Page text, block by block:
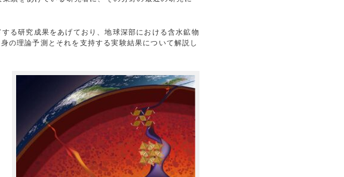
る研究成果をあげており、地球深部における含水鉱物
の理論予測とそれを支持する実験結果について解説し